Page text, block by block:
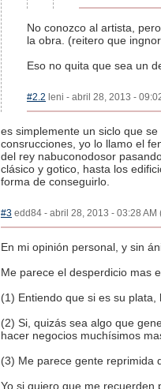
No conozco al artista,
la obra. (reitero que
Eso no quita que sea un
#2.2 leni - abril 28, 2013 -
es simplemente un siclo que
consrucciones, yo lo llamo el
del rey nabuconodosor
clásico y gotico, hasta los
forma de conseguirlo.
#3 edd84 - abril 28, 2013 - 03:28 AM
En mi opinión personal, y sin
Me parece el desperdicio mas
(1) Entiendo que si es su
(2) Si, quizás sea algo que
hacer negocios muchísimos
(3) Me parece gente reprimida
Yo si quiero que me recuerden